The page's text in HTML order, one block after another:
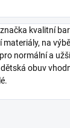
kvalitní
na
normální a
obuv